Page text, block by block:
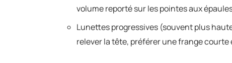
volume reporté sur les pointes aux
Lunettes progressives (souvent plus
relever la tête, préférer une frange